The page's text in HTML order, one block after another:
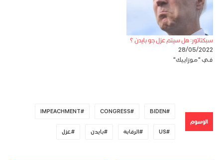
سبكتاتور: هل سيتم عزل جو بايدن ؟
28/05/2022
في "موزاييك"
الوسوم
BIDEN
CONGRESS
IMPEACHMENT
US الرقابة بايدن عزل